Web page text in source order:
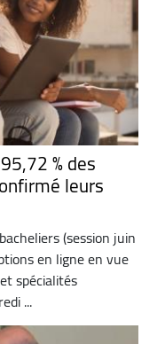
% des
leurs
(session juin
en ligne en vue
spécialités
...